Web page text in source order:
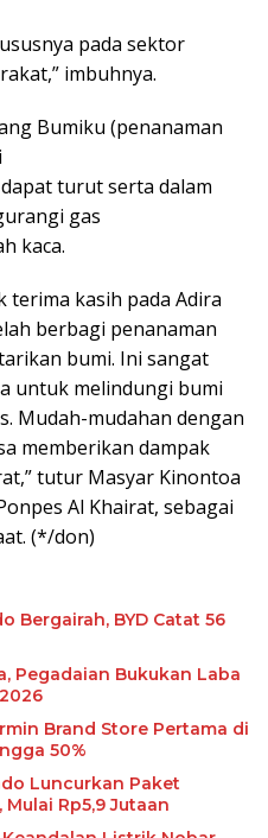
pada sektor
imbuhnya.
Bumiku (penanaman
turut serta dalam
gas
kaca.
terima kasih pada Adira
berbagi penanaman
bumi. Ini sangat
untuk melindungi bumi
Mudah-mudahan dengan
memberikan dampak
tutur Masyar Kinontoa
Al Khairat, sebagai
(*/don)
Bergairah, BYD Catat 56
Pegadaian Bukukan Laba
Brand Store Pertama di
50%
Luncurkan Paket
Rp5,9 Jutaan